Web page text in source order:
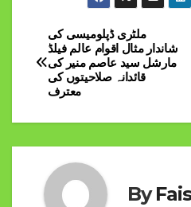
Post
navigation
ملٹری ڈپلومیسی کی
شاندار مثال اقوام عالم فیلڈ
مارشل سید عاصم منیر کی
قائدانہ صلاحیتوں کی
معترف
By